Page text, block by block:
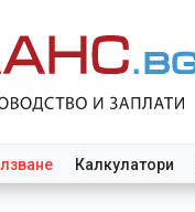
Калкулатори